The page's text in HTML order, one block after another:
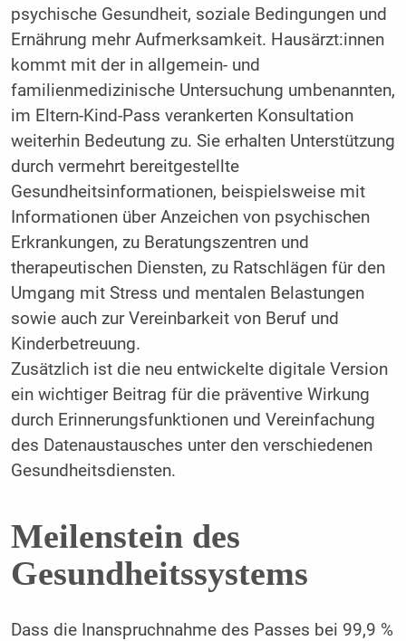
psychische Gesundheit, soziale Bedingungen und
Ernährung mehr Aufmerksamkeit. Hausärzt:innen
kommt mit der in allgemein- und
familienmedizinische Untersuchung umbenannten,
im Eltern-Kind-Pass verankerten Konsultation
weiterhin Bedeutung zu. Sie erhalten Unterstützung
durch vermehrt bereitgestellte
Gesundheitsinformationen, beispielsweise mit
Informationen über Anzeichen von psychischen
Erkrankungen, zu Beratungszentren und
therapeutischen Diensten, zu Ratschlägen für den
Umgang mit Stress und mentalen Belastungen
sowie auch zur Vereinbarkeit von Beruf und
Kinderbetreuung.
Zusätzlich ist die neu entwickelte digitale Version
ein wichtiger Beitrag für die präventive Wirkung
durch Erinnerungsfunktionen und Vereinfachung
des Datenaustausches unter den verschiedenen
Gesundheitsdiensten.
Meilenstein des
Gesundheitssystems
Dass die Inanspruchnahme des Passes bei 99,9 %